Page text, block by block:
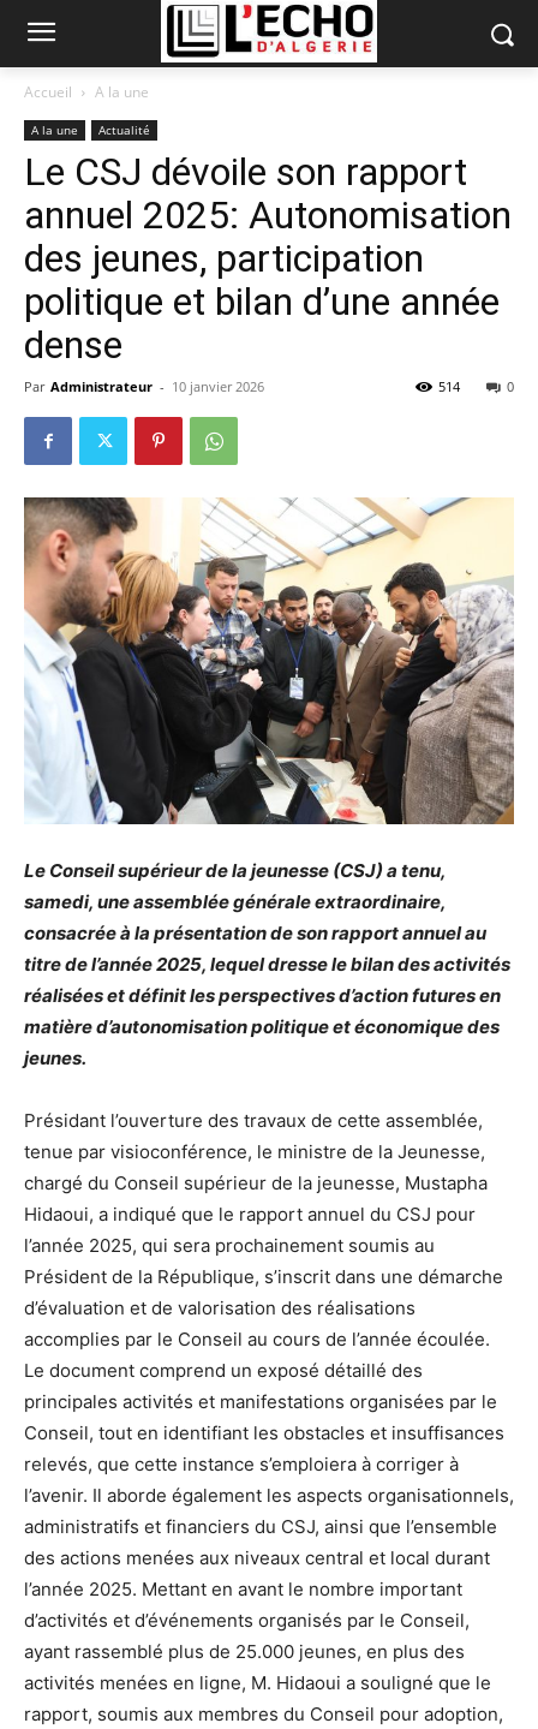
Accueil A la une
A la une Actualité
Le CSJ dévoile son rapport
annuel 2025: Autonomisation
des jeunes, participation
politique et bilan d’une année
dense
Par Administrateur - 10 janvier 2026 0
514
Le Conseil supérieur de la jeunesse (CSJ) a tenu,
samedi, une assemblée générale extraordinaire,
consacrée à la présentation de son rapport annuel au
titre de l’année 2025, lequel dresse le bilan des activités
réalisées et définit les perspectives d’action futures en
matière d’autonomisation politique et économique des
jeunes.
Présidant l’ouverture des travaux de cette assemblée,
tenue par visioconférence, le ministre de la Jeunesse,
chargé du Conseil supérieur de la jeunesse, Mustapha
Hidaoui, a indiqué que le rapport annuel du CSJ pour
l’année 2025, qui sera prochainement soumis au
Président de la République, s’inscrit dans une démarche
d’évaluation et de valorisation des réalisations
accomplies par le Conseil au cours de l’année écoulée.
Le document comprend un exposé détaillé des
principales activités et manifestations organisées par le
Conseil, tout en identifiant les obstacles et insuffisances
relevés, que cette instance s’emploiera à corriger à
l’avenir. Il aborde également les aspects organisationnels,
administratifs et financiers du CSJ, ainsi que l’ensemble
des actions menées aux niveaux central et local durant
l’année 2025. Mettant en avant le nombre important
d’activités et d’événements organisés par le Conseil,
ayant rassemblé plus de 25.000 jeunes, en plus des
activités menées en ligne, M. Hidaoui a souligné que le
rapport, soumis aux membres du Conseil pour adoption,